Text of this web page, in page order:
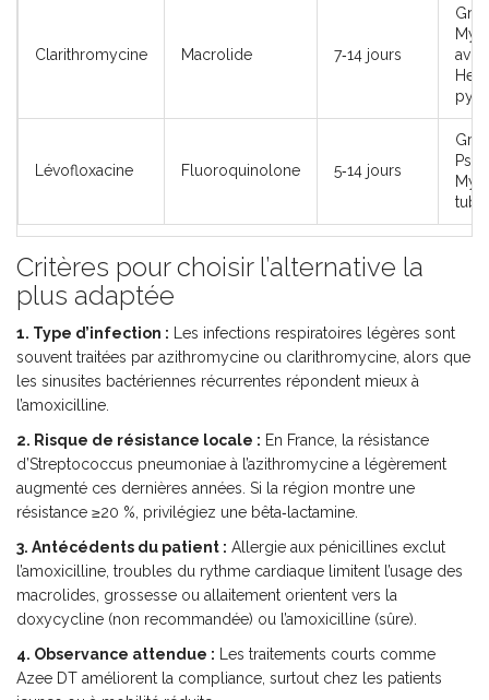
Clarithromycine Macrolide 7‑14 jours
Lévofloxacine Fluoroquinolone 5‑14 jours
Critères pour choisir l’alternative la
plus adaptée
1. Type d’infection : Les infections respiratoires légères sont
souvent traitées par azithromycine ou clarithromycine, alors que
les sinusites bactériennes récurrentes répondent mieux à
l’amoxicilline.
2. Risque de résistance locale : En France, la résistance
d’Streptococcus pneumoniae à l’azithromycine a légèrement
augmenté ces dernières années. Si la région montre une
résistance ≥20 %, privilégiez une bêta‑lactamine.
3. Antécédents du patient : Allergie aux pénicillines exclut
l’amoxicilline, troubles du rythme cardiaque limitent l’usage des
macrolides, grossesse ou allaitement orientent vers la
doxycycline (non recommandée) ou l’amoxicilline (sûre).
4. Observance attendue : Les traitements courts comme
Azee DT améliorent la compliance, surtout chez les patients